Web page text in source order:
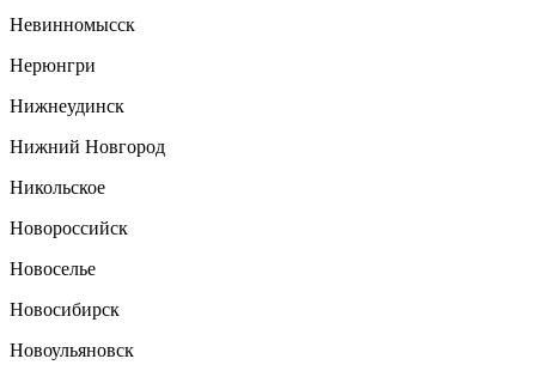
Невинномысск
Нерюнгри
Нижнеудинск
Нижний Новгород
Никольское
Новороссийск
Новоселье
Новосибирск
Новоульяновск